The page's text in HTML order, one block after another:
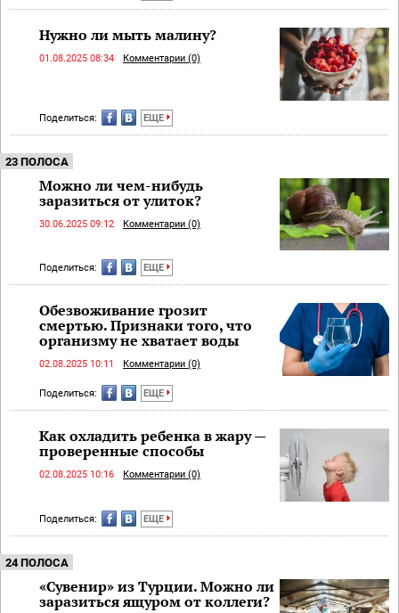
Нужно ли мыть малину?
01.08.2025 08:34 Комментарии (0)
Поделиться: ЕЩЕ
23 ПОЛОСА
Можно ли чем-нибудь
заразиться от улиток?
30.06.2025 09:12 Комментарии (0)
Поделиться: ЕЩЕ
Обезвоживание грозит
смертью. Признаки того, что
организму не хватает воды
02.08.2025 10:11 Комментарии (0)
Поделиться: ЕЩЕ
Как охладить ребенка в жару —
проверенные способы
02.08.2025 10:16 Комментарии (0)
Поделиться: ЕЩЕ
24 ПОЛОСА
«Сувенир» из Турции. Можно ли
заразиться ящуром от коллеги?